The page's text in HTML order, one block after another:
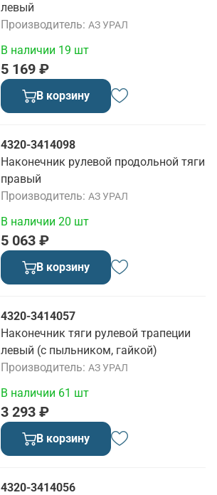
левый
Производитель АЗ УРАЛ
5 169 ₽
В наличии 19 шт
В корзину
4320-3414098
Наконечник рулевой продольной тяги
правый
Производитель АЗ УРАЛ
5 063 ₽
В наличии 20 шт
В корзину
4320-3414057
Наконечник тяги рулевой трапеции
левый (с пыльником, гайкой)
Производитель АЗ УРАЛ
3 293 ₽
В наличии 61 шт
В корзину
4320-3414056